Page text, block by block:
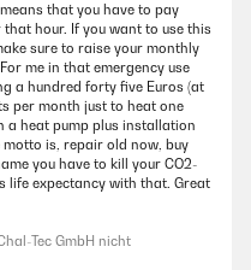
that you have to pay
hour. If you want to use this
sure to raise your monthly
me in that emergency use
a hundred forty five Euros (at
per month just to heat one
a heat pump plus installation
is, repair old now, buy
you have to kill your CO2-
life expectancy with that. Great
Tec GmbH nicht